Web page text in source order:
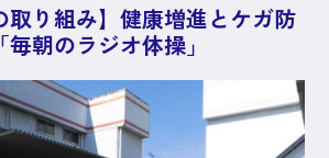
取り組み】健康増進とケガ防
朝のラジオ体操」